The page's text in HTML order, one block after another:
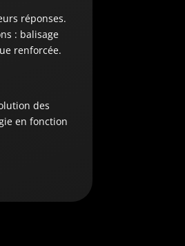
réponses.
: balisage
renforcée.
des
en fonction